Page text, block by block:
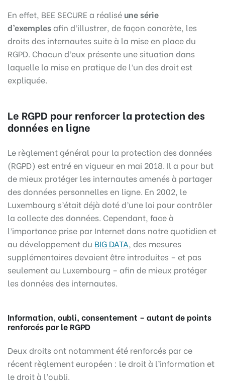
En effet, BEE SECURE a réalisé une série
d’exemplesafin d’illustrer, de façon concrète, les
droits des internautes suite à la mise en place du
RGPD. Chacun d’eux présente une situation dans
laquelle la mise en pratique de l’un des droit est
expliquée.
Le RGPD pour renforcer la protection des
données en ligne
Le règlement général pour la protection des données
(RGPD) est entré en vigueur en mai 2018. Il a pour but
de mieux protéger les internautes amenés à partager
des données personnelles en ligne. En 2002, le
Luxembourg s’était déjà doté d’une loi pour contrôler
la collecte des données. Cependant, face à
l’importance prise par Internet dans notre quotidien et
au développement du BIG DATA , des mesures
supplémentaires devaient être introduites – et pas
seulement au Luxembourg – afin de mieux protéger
les données des internautes.
Information, oubli, consentement – autant de points
renforcés par le RGPD
Deux droits ont notamment été renforcés par ce
récent règlement européen : le droit à l’information et
le droit à l’oubli.